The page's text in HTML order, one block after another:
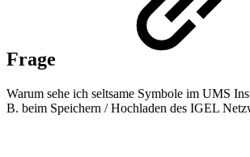
Frage
Warum sehe ich seltsame Symbole im UMS
B. beim Speichern / Hochladen des IGEL